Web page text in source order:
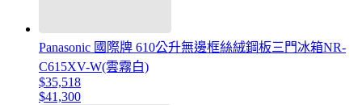
Panasonic 國際牌 610公升無邊框絲絨鋼板三門冰箱NR-
C615XV-W(雲霧白)
$35,518
$41,300